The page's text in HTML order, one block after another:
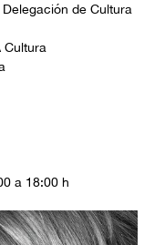
de Cultura
Cultura
a 18:00 h